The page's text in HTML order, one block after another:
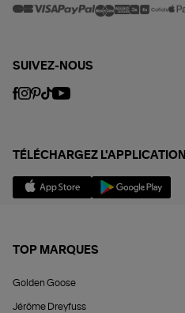
SUIVEZ-NOUS
TÉLÉCHARGEZ L'APPLICATION
TOP MARQUES
Golden Goose
Jérôme Dreyfuss